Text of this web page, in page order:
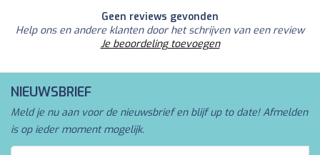
Geen reviews gevonden
Help ons en andere klanten door het schrijven van een review
Je beoordeling toevoegen
NIEUWSBRIEF
Meld je nu aan voor de nieuwsbrief en blijf up to date! Afmelden
is op ieder moment mogelijk.